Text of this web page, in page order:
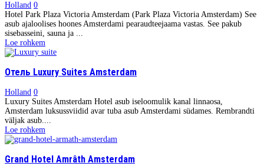
Holland 0
Hotel Park Plaza Victoria Amsterdam (Park Plaza Victoria Amsterdam) See
asub ajaloolises hoones Amsterdami pearaudteejaama vastas. See pakub
sisebasseini, sauna ja ...
Loe rohkem
Отель Luxury Suites Amsterdam
Holland 0
Luxury Suites Amsterdam Hotel asub iseloomulik kanal linnaosa,
Amsterdam luksussviidid avar tuba asub Amsterdami südames. Rembrandti
väljak asub....
Loe rohkem
Grand Hotel Amrâth Amsterdam